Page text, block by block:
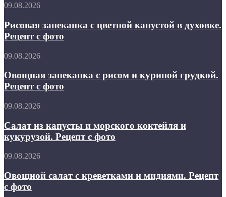
Рисовая
с
цветной
капустой
духовке.
с
фото
09.08.2026
Рисовая запеканка с цветной капустой в духовке.
Рецепт с фото
Овощная
с
рисом
и
грудкой.
с
фото
09.08.2026
Овощная запеканка с рисом и куриной грудкой.
Рецепт с фото
Салат
капусты
и
морского
и
Рецепт
с
09.08.2026
Салат из капусты и морского коктейля и
кукурузой. Рецепт с фото
Овощной
с
креветками
и
09.08.2026
Овощной салат с креветками и мидиями. Рецепт
с фото